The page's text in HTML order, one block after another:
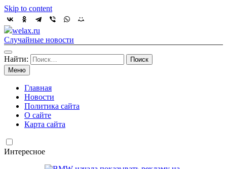
Skip to content
welax.ru
Случайные новости
Найти:
Меню
Главная
Новости
Политика сайта
О сайте
Карта сайта
Интересное